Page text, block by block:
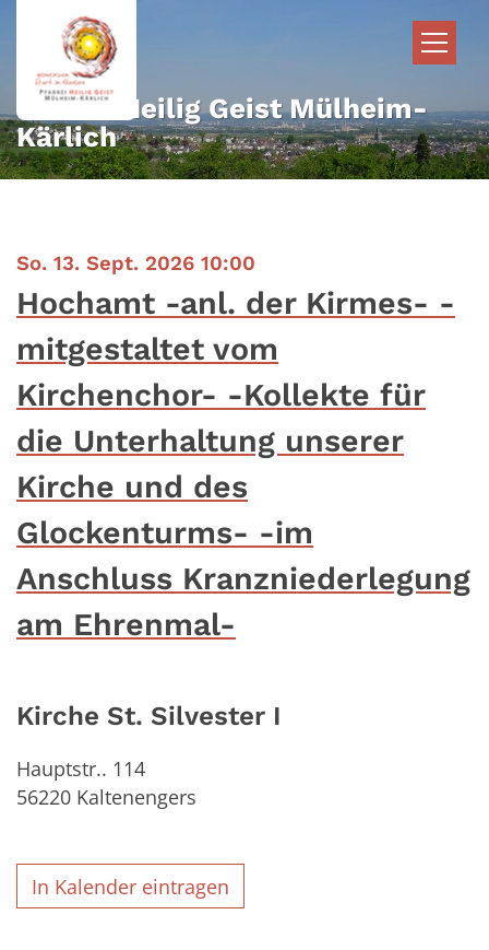
Zum Inhalt springen
Pfarrei Heilig Geist Mülheim-
Kärlich
So. 13. Sept. 2026 10:00
Hochamt -anl. der Kirmes- -
mitgestaltet vom
Kirchenchor- -Kollekte für
die Unterhaltung unserer
Kirche und des
Glockenturms- -im
Anschluss Kranzniederlegung
am Ehrenmal-
Kirche St. Silvester I
Hauptstr.. 114
56220 Kaltenengers
In Kalender eintragen